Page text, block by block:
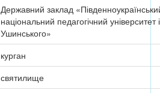
Державний заклад
національний педагогічний університет
Ушинського»
курган
святилище